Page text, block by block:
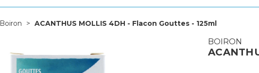
Boiron ACANTHUS MOLLIS 4DH - Flacon Gouttes - 125ml
BOIRON